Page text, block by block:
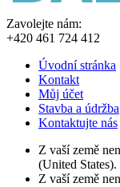
Zavolejte nám:
+420 461 724 412
Úvodní stránka
Kontakt
Můj účet
Stavba a údržba
Kontaktujte nás
Z vaší země
(United States).
Z vaší země